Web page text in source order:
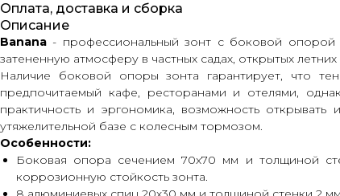
Оплата, доставка и сборка
Описание
Banana - профессиональный зонт с боковой опорой
затененную атмосферу в частных садах, открытых
Наличие боковой опоры зонта гарантирует, что
предпочитаемый кафе, ресторанами и отелями,
практичность и эргономика, возможность
утяжелительной базе с колесным тормозом.
Особенности:
Боковая опора сечением 70х70 мм и толщиной
коррозионную стойкость зонта.